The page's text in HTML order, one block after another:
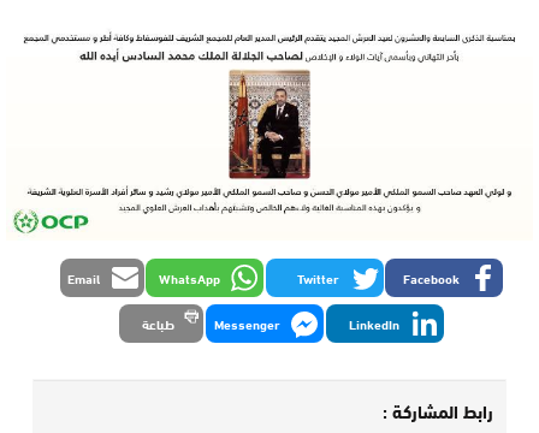
Facebook
Twitter
WhatsApp
Email
LinkedIn
Messenger طباعة
رابط المشاركة :